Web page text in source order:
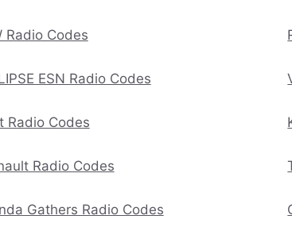
Radio Codes
ESN Radio Codes
Radio Codes
Radio Codes
Gathers Radio Codes